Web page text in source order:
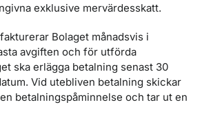
exklusive mervärdesskatt.
Bolaget månadsvis i
avgiften och för utförda
ska erlägga betalning senast 30
Vid utebliven betalning skickar
betalningspåminnelse och tar ut en